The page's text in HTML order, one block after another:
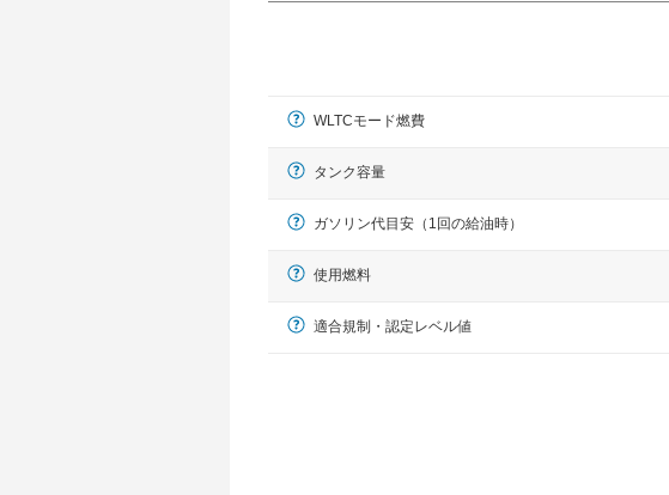
幅 5,000mmというサイズが標準値（最低値）と
WLTCモード燃費
タンク容量
ガソリン代目安（1回の給油時）
使用燃料
適合規制・認定レベル値